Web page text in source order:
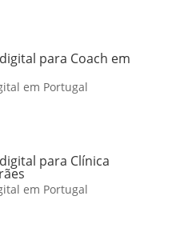
para Coach em
em Portugal
para Clínica
em Portugal